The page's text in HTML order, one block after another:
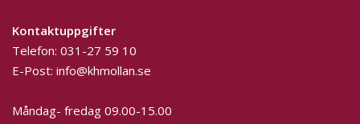
Kontaktuppgifter
Telefon: 031-27 59 10
E-Post: info@khmollan.se
Måndag- fredag 09.00-15.00